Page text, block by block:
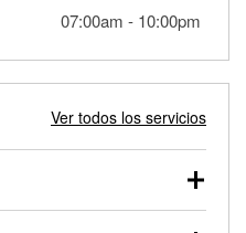
07:00am - 10:00pm
Ver todos los servicios